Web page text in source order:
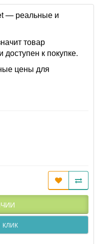
— реальные и
товар
доступен к покупке.
цены для
КЛИК